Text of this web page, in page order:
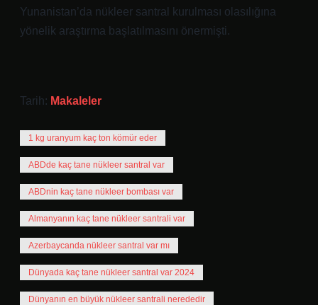
Yunanistan’da nükleer santral kurulması olasılığına
yönelik araştırma başlatılmasını önermişti.
Tarih: Makaleler
1 kg uranyum kaç ton kömür eder
ABDde kaç tane nükleer santral var
ABDnin kaç tane nükleer bombası var
Almanyanın kaç tane nükleer santrali var
Azerbaycanda nükleer santral var mı
Dünyada kaç tane nükleer santral var 2024
Dünyanın en büyük nükleer santrali nerededir